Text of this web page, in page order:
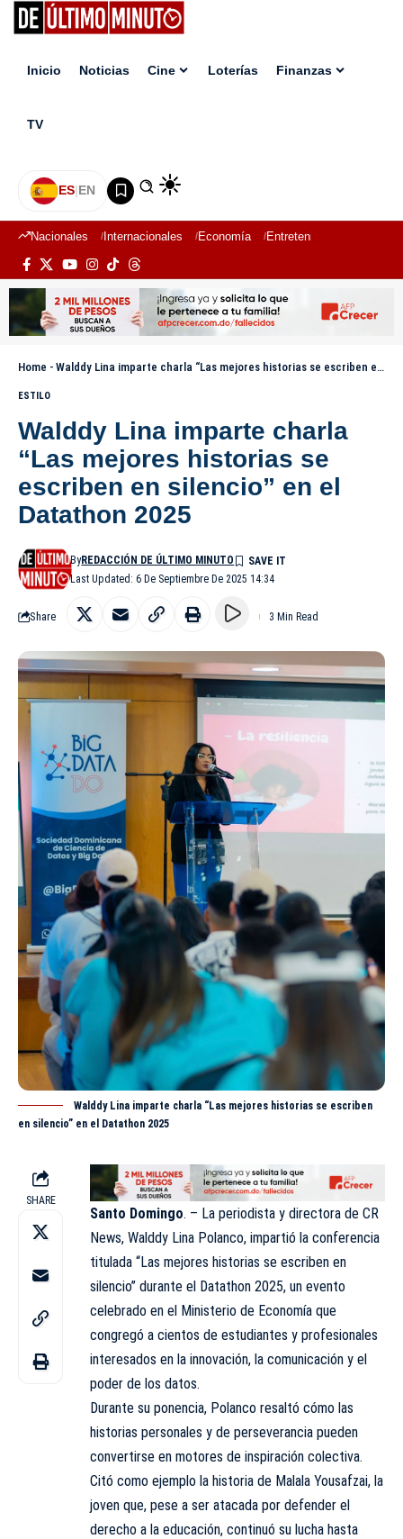
Inicio Noticias Cine Loterías Finanzas
TV
ES|EN
Nacionales Internacionales Economía Entretenimiento
Home - Walddy Lina imparte charla “Las mejores historias se escriben en silencio” en el Datathon 2025
ESTILO
Walddy Lina imparte charla
“Las mejores historias se
escriben en silencio” en el
Datathon 2025
Last Updated: 6 De Septiembre De 2025 14:34
ByREDACCIÓN DE ÚLTIMO MINUTO
Share 3 Min Read
Walddy Lina imparte charla “Las mejores historias se escriben
en silencio” en el Datathon 2025
SHARE
Santo Domingo. – La periodista y directora de CR
News, Walddy Lina Polanco, impartió la conferencia
titulada “Las mejores historias se escriben en
silencio” durante el Datathon 2025, un evento
celebrado en el Ministerio de Economía que
congregó a cientos de estudiantes y profesionales
interesados en la innovación, la comunicación y el
poder de los datos.
Durante su ponencia, Polanco resaltó cómo las
historias personales y de perseverancia pueden
convertirse en motores de inspiración colectiva.
Citó como ejemplo la historia de Malala Yousafzai, la
joven que, pese a ser atacada por defender el
derecho a la educación, continuó su lucha hasta